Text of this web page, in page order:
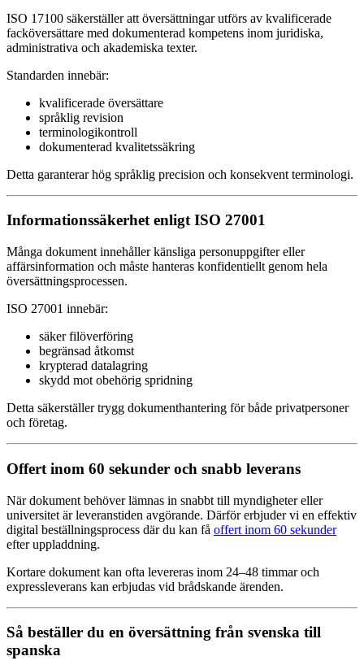
ISO 17100 säkerställer att översättningar utförs av kvalificerade
facköversättare med dokumenterad kompetens inom juridiska,
administrativa och akademiska texter.
Standarden innebär:
kvalificerade översättare
språklig revision
terminologikontroll
dokumenterad kvalitetssäkring
Detta garanterar hög språklig precision och konsekvent terminologi.
Informationssäkerhet enligt ISO 27001
Många dokument innehåller känsliga personuppgifter eller
affärsinformation och måste hanteras konfidentiellt genom hela
översättningsprocessen.
ISO 27001 innebär:
säker filöverföring
begränsad åtkomst
krypterad datalagring
skydd mot obehörig spridning
Detta säkerställer trygg dokumenthantering för både privatpersoner
och företag.
Offert inom 60 sekunder och snabb leverans
När dokument behöver lämnas in snabbt till myndigheter eller
universitet är leveranstiden avgörande. Därför erbjuder vi en effektiv
digital beställningsprocess där du kan få offert inom 60 sekunder
efter uppladdning.
Kortare dokument kan ofta levereras inom 24–48 timmar och
expressleverans kan erbjudas vid brådskande ärenden.
Så beställer du en översättning från svenska till
spanska